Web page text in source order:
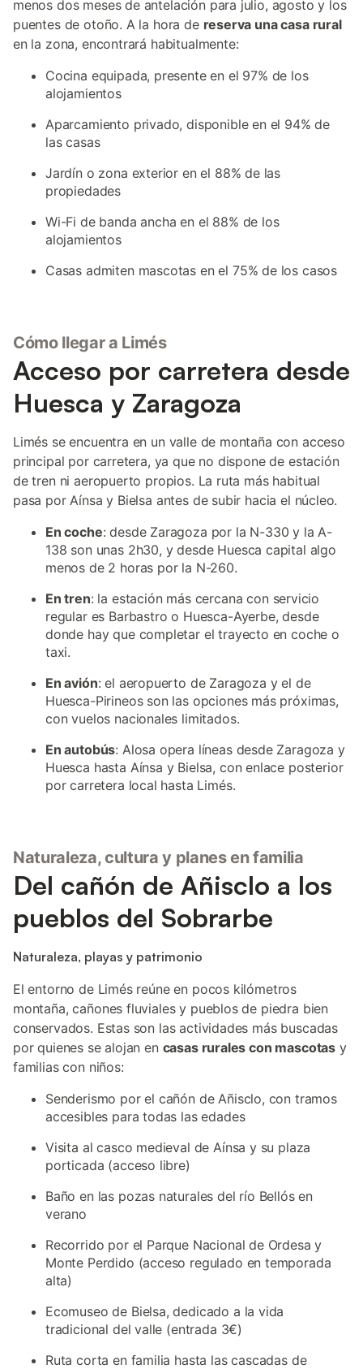
menos dos meses de antelación para julio, agosto y los
puentes de otoño. A la hora de reserva una casa rural
en la zona, encontrará habitualmente:
Cocina equipada, presente en el 97% de los
alojamientos
Aparcamiento privado, disponible en el 94% de
las casas
Jardín o zona exterior en el 88% de las
propiedades
Wi-Fi de banda ancha en el 88% de los
alojamientos
Casas admiten mascotas en el 75% de los casos
Cómo llegar a Limés
Acceso por carretera desde
Huesca y Zaragoza
Limés se encuentra en un valle de montaña con acceso
principal por carretera, ya que no dispone de estación
de tren ni aeropuerto propios. La ruta más habitual
pasa por Aínsa y Bielsa antes de subir hacia el núcleo.
En coche: desde Zaragoza por la N-330 y la A-
138 son unas 2h30, y desde Huesca capital algo
menos de 2 horas por la N-260.
En tren: la estación más cercana con servicio
regular es Barbastro o Huesca-Ayerbe, desde
donde hay que completar el trayecto en coche o
taxi.
En avión: el aeropuerto de Zaragoza y el de
Huesca-Pirineos son las opciones más próximas,
con vuelos nacionales limitados.
En autobús: Alosa opera líneas desde Zaragoza y
Huesca hasta Aínsa y Bielsa, con enlace posterior
por carretera local hasta Limés.
Naturaleza, cultura y planes en familia
Del cañón de Añisclo a los
pueblos del Sobrarbe
Naturaleza, playas y patrimonio
El entorno de Limés reúne en pocos kilómetros
montaña, cañones fluviales y pueblos de piedra bien
conservados. Estas son las actividades más buscadas
por quienes se alojan en casas rurales con mascotas y
familias con niños:
Senderismo por el cañón de Añisclo, con tramos
accesibles para todas las edades
Visita al casco medieval de Aínsa y su plaza
porticada (acceso libre)
Baño en las pozas naturales del río Bellós en
verano
Recorrido por el Parque Nacional de Ordesa y
Monte Perdido (acceso regulado en temporada
alta)
Ecomuseo de Bielsa, dedicado a la vida
tradicional del valle (entrada 3€)
Ruta corta en familia hasta las cascadas de